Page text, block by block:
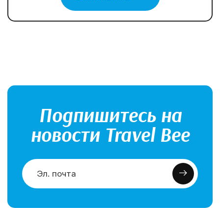
Подпишитесь на
новости Travel Bee